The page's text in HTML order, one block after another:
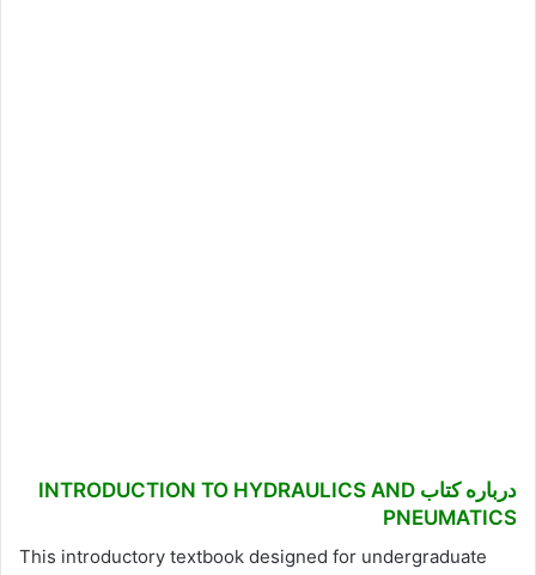
درباره کتاب INTRODUCTION TO HYDRAULICS AND
PNEUMATICS
This introductory textbook designed for undergraduate